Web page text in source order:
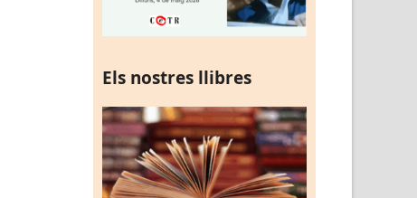
Els nostres llibres